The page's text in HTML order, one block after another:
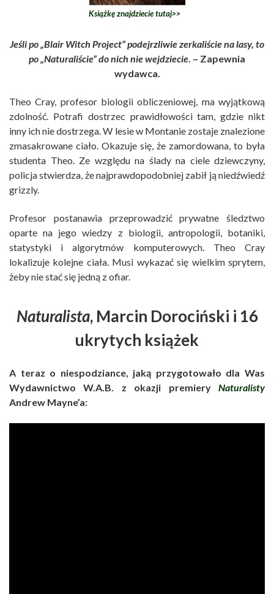
Książkę znajdziecie tutaj>>
Jeśli po „Blair Witch Project”podejrzliwie zerkaliście na lasy, to
po „Naturaliście” do nich nie wejdziecie . – Zapewnia
wydawca.
Theo Cray, profesor biologii obliczeniowej, ma wyjątkową
zdolność. Potrafi dostrzec prawidłowości tam, gdzie nikt
inny ich nie dostrzega. W lesie w Montanie zostaje znalezione
zmasakrowane ciało. Okazuje się, że zamordowana, to była
studenta Theo. Ze względu na ślady na ciele dziewczyny,
policja stwierdza, że najprawdopodobniej zabił ją niedźwiedź
grizzly.
Profesor postanawia przeprowadzić prywatne śledztwo
oparte na jego wiedzy z biologii, antropologii, botaniki,
statystyki i algorytmów komputerowych. Theo Cray
lokalizuje kolejne ciała. Musi wykazać się wielkim sprytem,
żeby nie stać się jedną z ofiar.
Naturalista, Marcin Dorociński i 16
ukrytych książek
A teraz o niespodziance, jaką przygotowało dla Was
Wydawnictwo W.A.B. z okazji premiery Naturalisty
Andrew Mayne’a: